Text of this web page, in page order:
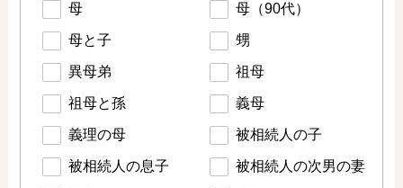
母 母（90代）
母と子 甥
異母弟 祖母
祖母と孫 義母
義理の母 被相続人の子
被相続人の息子 被相続人の次男の妻